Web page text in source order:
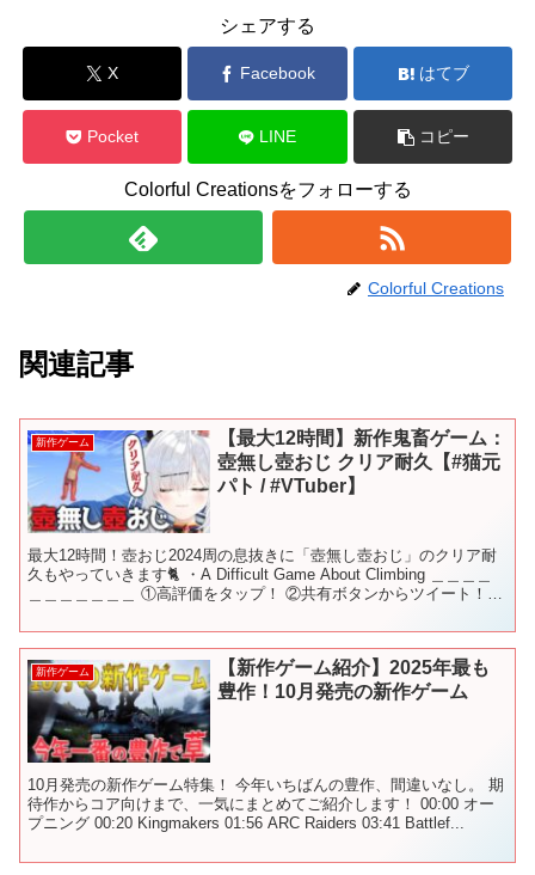
シェアする
X Facebook はてブ
Pocket LINE コピー
Colorful Creationsをフォローする
Colorful Creations
関連記事
新作ゲーム
【最大12時間】新作鬼畜ゲーム：
壺無し壺おじ クリア耐久【#猫元
パト / #VTuber】
最大12時間！壺おじ2024周の息抜きに「壺無し壺おじ」のクリア耐
久もやっていきます🐈 ・A Difficult Game About Climbing ＿＿＿＿
＿＿＿＿＿＿＿ ①高評価をタップ！ ②共有ボタンからツイート！
新作ゲーム
【新作ゲーム紹介】2025年最も
豊作！10月発売の新作ゲーム
10月発売の新作ゲーム特集！ 今年いちばんの豊作、間違いなし。 期
待作からコア向けまで、一気にまとめてご紹介します！ 00:00 オー
プニング 00:20 Kingmakers 01:56 ARC Raiders 03:41 Battlef...